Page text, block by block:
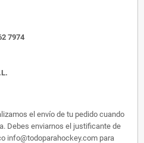
7974
el envío de tu pedido cuando
Debes enviarnos el justificante de
info@todoparahockey.com para